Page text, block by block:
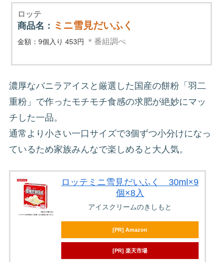
ロッテ
商品名： ミニ雪見だいふく
金額：9個入り 453円 ＊番組調べ
濃厚なバニラアイスと厳選した国産の餅粉「羽二
重粉」で作ったモチモチ食感の求肥が絶妙にマッ
チした一品。
通常より小さい一口サイズで3個ずつ小分けになっ
ているため家族みんなで楽しめると大人気。
ロッテミニ雪見だいふく 30ml×9
個×8入
アイスクリームのきしもと
[PR] Amazon
[PR] 楽天市場